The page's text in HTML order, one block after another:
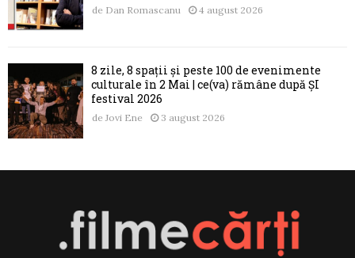
de Dan Romascanu 4 august 2026
8 zile, 8 spații și peste 100 de evenimente
culturale în 2 Mai | ce(va) rămâne după ȘI
festival 2026
de Jovi Ene 3 august 2026